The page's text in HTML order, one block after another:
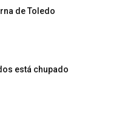
de Toledo
está chupado